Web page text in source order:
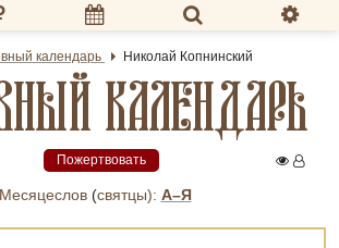
портала
веры»
календарь Николай Копнинский
КАЛЕНДАРЬ
Пожертвовать
Месяцеслов(cвятцы): А–Я